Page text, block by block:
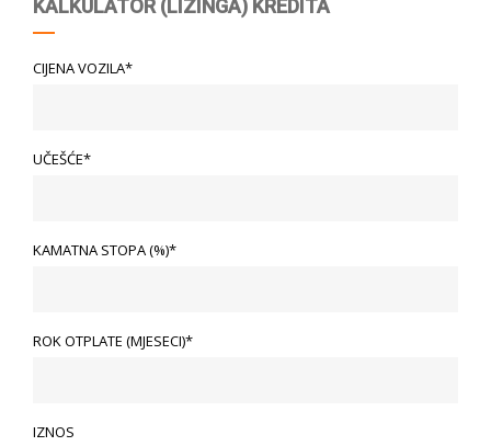
KALKULATOR (LIZINGA) KREDITA
CIJENA VOZILA*
UČEŠĆE*
KAMATNA STOPA (%)*
ROK OTPLATE (MJESECI)*
IZNOS